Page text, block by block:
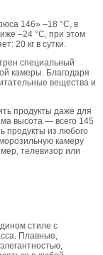
146» –18 °С, в
–24 °С, при этом
20 кг в сутки.
специальный
камеры. Благодаря
вещества и
продукты даже для
высота — всего 145
продукты из любого
камеру
телевизор или
стиле с
Плавные,